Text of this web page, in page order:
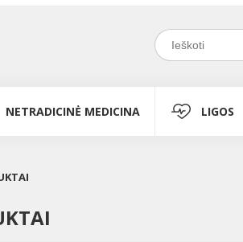
NETRADICINĖ MEDICINA LIGOS